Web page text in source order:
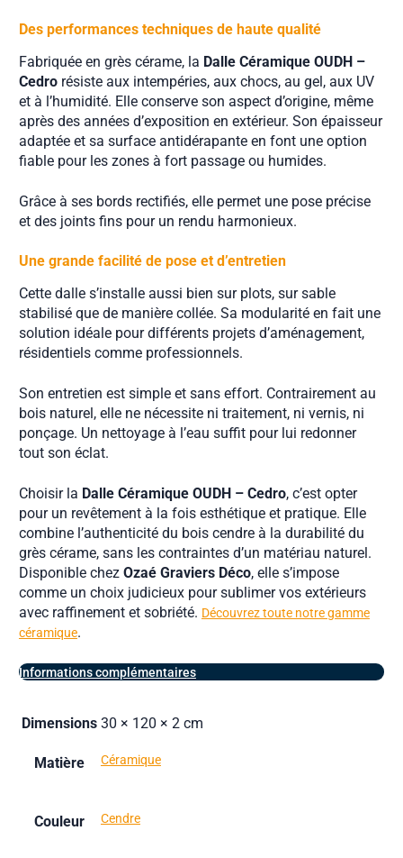
Des performances techniques de haute qualité
Fabriquée en grès cérame, la Dalle Céramique OUDH –
Cedrorésiste aux intempéries, aux chocs, au gel, aux UV
et à l’humidité. Elle conserve son aspect d’origine, même
après des années d’exposition en extérieur. Son épaisseur
adaptée et sa surface antidérapante en font une option
fiable pour les zones à fort passage ou humides.
Grâce à ses bords rectifiés, elle permet une pose précise
et des joints fins pour un rendu harmonieux.
Une grande facilité de pose et d’entretien
Cette dalle s’installe aussi bien sur plots, sur sable
stabilisé que de manière collée. Sa modularité en fait une
solution idéale pour différents projets d’aménagement,
résidentiels comme professionnels.
Son entretien est simple et sans effort. Contrairement au
bois naturel, elle ne nécessite ni traitement, ni vernis, ni
ponçage. Un nettoyage à l’eau suffit pour lui redonner
tout son éclat.
Choisir la Dalle Céramique OUDH – Cedro, c’est opter
pour un revêtement à la fois esthétique et pratique. Elle
combine l’authenticité du bois cendre à la durabilité du
grès cérame, sans les contraintes d’un matériau naturel.
Disponible chez Ozaé Graviers Déco, elle s’impose
comme un choix judicieux pour sublimer vos extérieurs
avec raffinement et sobriété. Découvrez toute notre gamme
céramique.
Informations complémentaires
Dimensions 30 × 120 × 2 cm
Matière Céramique
Couleur Cendre